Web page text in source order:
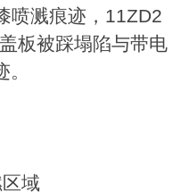
喷溅痕迹，11ZD2
板被踩塌陷与带电
域